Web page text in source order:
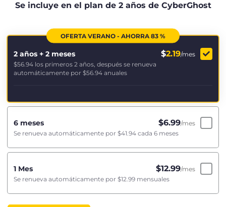
Se incluye en el plan de 2 años de CyberGhost
OFERTA VERANO - AHORRA 83 %
2 años + 2 meses $2.19/mes
$56.94 los primeros 2 años, después se renueva
automáticamente por $56.94 anuales
6 meses $6.99/mes
Se renueva automáticamente por $41.94 cada 6 meses
1 Mes $12.99/mes
Se renueva automáticamente por $12.99 mensuales